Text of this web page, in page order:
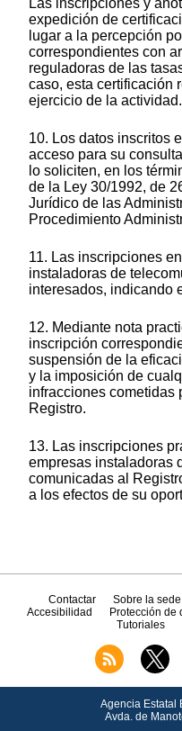
expedición de
lugar a la percepción
correspondientes con
reguladoras de las
caso, esta certificación
ejercicio de la actividad.
10. Los datos inscritos
acceso para su
lo soliciten, en los
de la Ley 30/1992, de
Jurídico de las
Procedimiento
11. Las inscripciones
instaladoras de
interesados, indicando
12. Mediante nota
inscripción
suspensión de la
y la imposición de
infracciones cometidas
Registro.
13. Las inscripciones
empresas instaladoras
comunicadas al
a los efectos de su
Contactar Sobre la
Accesibilidad
Protección de
Tutoriales
Agencia Estatal
Avda. de